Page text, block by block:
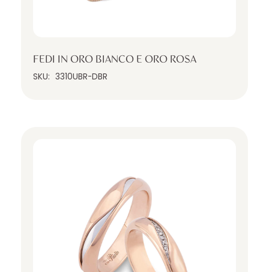
FEDI IN ORO BIANCO E ORO ROSA
SKU: 3310UBR-DBR